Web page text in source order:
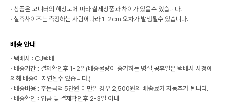
· 상품은 모니터의 해상도에 따라 실제상품과 차이가 있을수 있습니다.
· 실측사이즈는 측정하는 사람에따라 1-2cm 오차가 발생될수 있습니다.
배송 안내
· 택배사 : CJ택배
· 배송기간 : 결제확인후 1-2일(배송물량이 증가하는 명절,공휴일은 택배사 사정에
의해 배송이 지연될수 있습니다.)
· 배송비용 : 주문금액 5만원 미만일 경우 2,500원의 배송료가 자동추가 됩니다.
· 배송확인 : 입금 및 결제확인후 2-3일 이내